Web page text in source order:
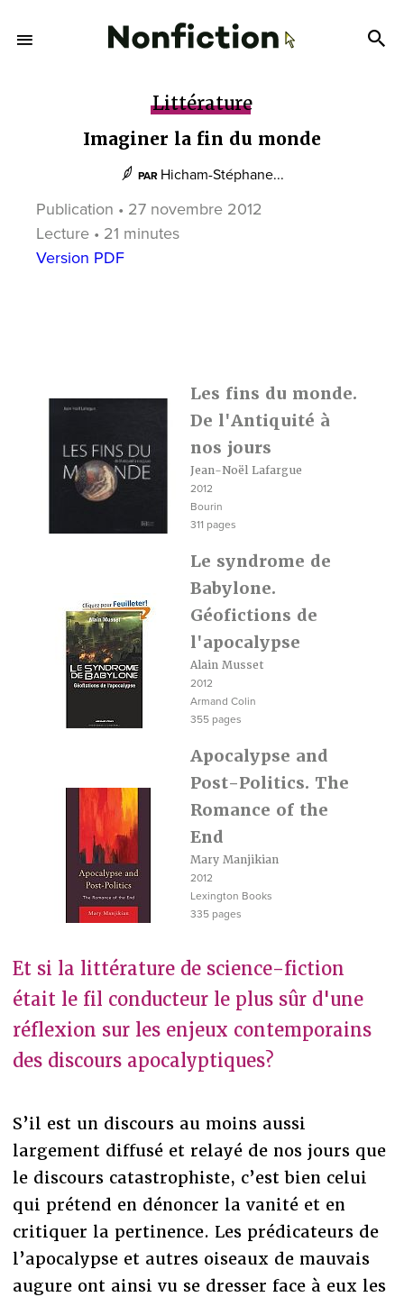
Littérature
Imaginer la fin du monde
PAR Hicham-Stéphane...
Publication • 27 novembre 2012
Lecture • 21 minutes
Version PDF
Les fins du monde.
De l'Antiquité à
nos jours
Jean-Noël Lafargue
2012
Bourin
311 pages
Le syndrome de
Babylone.
Géofictions de
l'apocalypse
Alain Musset
2012
Armand Colin
355 pages
Apocalypse and
Post-Politics. The
Romance of the
End
Mary Manjikian
2012
Lexington Books
335 pages
Et si la littérature de science-fiction
était le fil conducteur le plus sûr d'une
réflexion sur les enjeux contemporains
des discours apocalyptiques?
S’il est un discours au moins aussi
largement diffusé et relayé de nos jours que
le discours catastrophiste, c’est bien celui
qui prétend en dénoncer la vanité et en
critiquer la pertinence. Les prédicateurs de
l’apocalypse et autres oiseaux de mauvais
augure ont ainsi vu se dresser face à eux les